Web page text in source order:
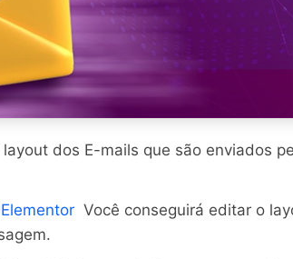
dos E-mails que são enviados
Você conseguirá editar o